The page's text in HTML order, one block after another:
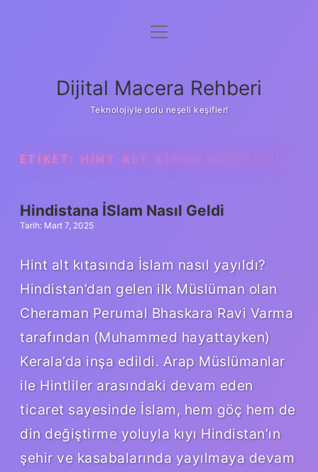
Anasayfa
Yasal Uyarı
menüyü
Dijital Macera Rehberi
Teknolojiyle dolu neşeli keşifler!
ETIKET: HINT ALT KITASI NERESIDIR
Hindistana İSlam Nasıl Geldi
Tarih: Mart 7, 2025
Hint alt kıtasında İslam nasıl yayıldı?
Hindistan’dan gelen ilk Müslüman olan
Cheraman Perumal Bhaskara Ravi Varma
tarafından (Muhammed hayattayken)
Kerala’da inşa edildi. Arap Müslümanlar
ile Hintliler arasındaki devam eden
ticaret sayesinde İslam, hem göç hem de
din değiştirme yoluyla kıyı Hindistan’ın
şehir ve kasabalarında yayılmaya devam